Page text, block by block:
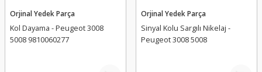
Orjinal Yedek Parça
Kol Dayama - Peugeot 3008
5008 9810060277
Orjinal Yedek Parça
Sinyal Kolu Sargılı Nikelaj -
Peugeot 3008 5008